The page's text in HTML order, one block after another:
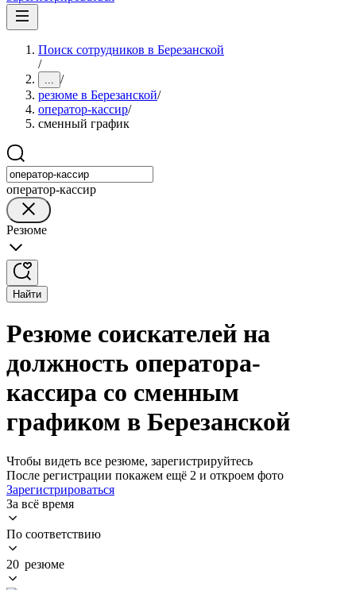
Поиск сотрудников в Березанской
/
... /
резюме в Березанской/
оператор-кассир/
сменный график
оператор-кассир
Резюме
Найти
Резюме соискателей на
должность оператора-
кассира со сменным
графиком в Березанской
Чтобы видеть все резюме, зарегистрируйтесь
После регистрации покажем ещё 2 и откроем фото
Зарегистрироваться
За всё время
По соответствию
20 резюме